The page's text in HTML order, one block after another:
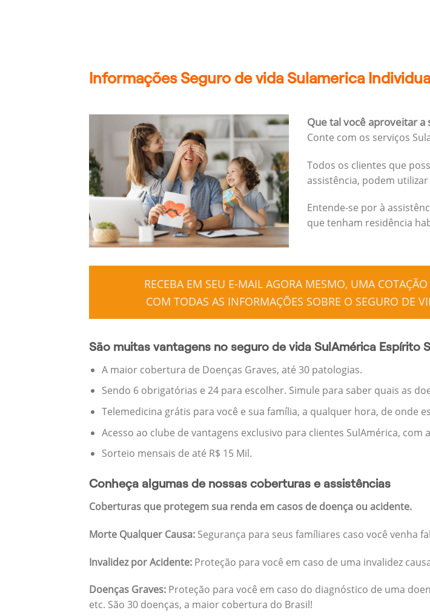
Informações Seguro de vida Sulamerica
Que tal você aproveitar a
Conte com os serviços
Todos os clientes que
assistência, podem
Entende-se por à
que tenham residência
RECEBA EM SEU E-MAIL AGORA MESMO, UMA
COM TODAS AS INFORMAÇÕES SOBRE O SEGURO DE
São muitas vantagens no seguro de vida SulAmérica Espírito
A maior cobertura de Doenças Graves, até 30 patologias.
Sendo 6 obrigatórias e 24 para escolher. Simule para saber quais as
Telemedicina grátis para você e sua família, a qualquer hora, de onde
Acesso ao clube de vantagens exclusivo para clientes SulAmérica,
Sorteio mensais de até R$ 15 Mil.
Conheça algumas de nossas coberturas e assistências
Coberturas que protegem sua renda em casos de doença ou acidente.
Morte Qualquer Causa: Segurança para seus famíliares caso você venha
Invalidez por Acidente: Proteção para você em caso de uma invalidez
Doenças Graves: Proteção para você em caso do diagnóstico de uma
etc. São 30 doenças, a maior cobertura do Brasil!